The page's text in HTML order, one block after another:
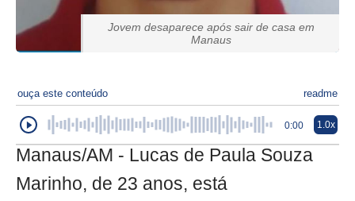
Jovem desaparece após sair de casa em
Manaus
ouça este conteúdo readme
0:00 1.0x
Manaus/AM - Lucas de Paula Souza
Marinho, de 23 anos, está